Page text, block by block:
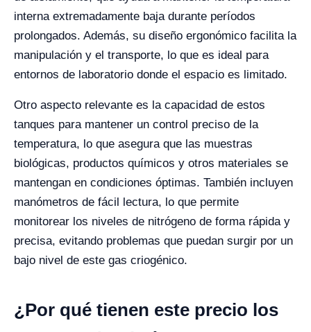
interna extremadamente baja durante períodos
prolongados. Además, su diseño ergonómico facilita la
manipulación y el transporte, lo que es ideal para
entornos de laboratorio donde el espacio es limitado.
Otro aspecto relevante es la capacidad de estos
tanques para mantener un control preciso de la
temperatura, lo que asegura que las muestras
biológicas, productos químicos y otros materiales se
mantengan en condiciones óptimas. También incluyen
manómetros de fácil lectura, lo que permite
monitorear los niveles de nitrógeno de forma rápida y
precisa, evitando problemas que puedan surgir por un
bajo nivel de este gas criogénico.
¿Por qué tienen este precio los